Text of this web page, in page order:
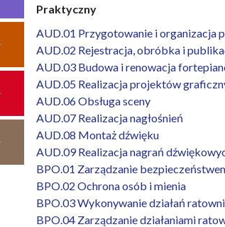
Praktyczny
AUD.01 Przygotowanie i organizacja
AUD.02 Rejestracja, obróbka i
AUD.03 Budowa i renowacja
AUD.05 Realizacja projektów
AUD.06 Obsługa sceny
AUD.07 Realizacja nagłośnień
AUD.08 Montaż dźwięku
AUD.09 Realizacja nagrań
BPO.01 Zarządzanie
BPO.02 Ochrona osób i mienia
BPO.03 Wykonywanie działań
BPO.04 Zarządzanie działaniami